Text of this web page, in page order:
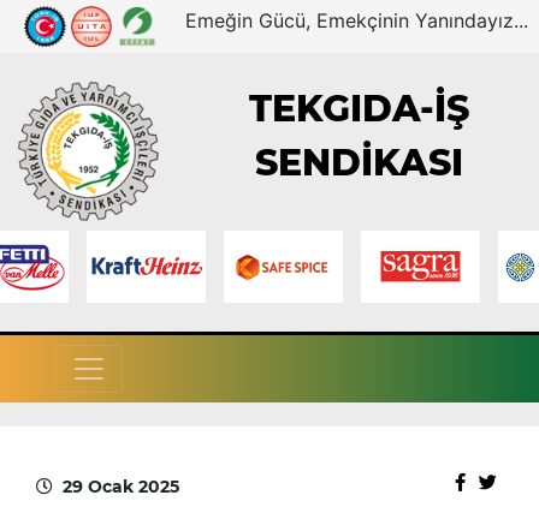
Emeğin Gücü, Emekçinin Yanındayız...
TEKGIDA-İŞ
SENDİKASI
29 Ocak 2025